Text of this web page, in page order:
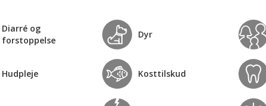
Diarré og
forstoppelse
Dyr
Hudpleje Kosttilskud